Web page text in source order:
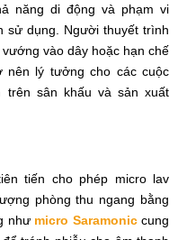
năng di động và phạm vi
sử dụng. Người thuyết trình
vào dây hoặc hạn chế
nên lý tưởng cho các cuộc
trên sân khấu và sản xuất
tiến cho phép micro lav
phòng thu ngang bằng
như micro Saramoniccung